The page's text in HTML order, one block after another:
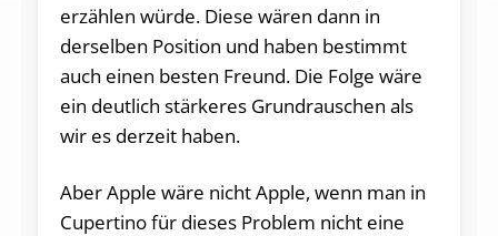
erzählen würde. Diese wären dann in
derselben Position und haben bestimmt
auch einen besten Freund. Die Folge wäre
ein deutlich stärkeres Grundrauschen als
wir es derzeit haben.
Aber Apple wäre nicht Apple, wenn man in
Cupertino für dieses Problem nicht eine